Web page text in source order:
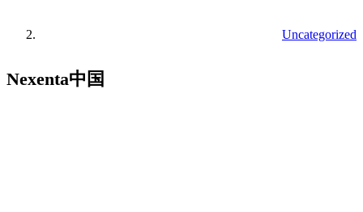
Uncategorized
Nexenta中国